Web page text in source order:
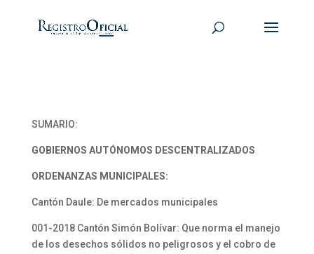
SUMARIO:
GOBIERNOS AUTÓNOMOS DESCENTRALIZADOS
ORDENANZAS MUNICIPALES:
Cantón Daule: De mercados municipales
001-2018 Cantón Simón Bolívar: Que norma el manejo
de los desechos sólidos no peligrosos y el cobro de